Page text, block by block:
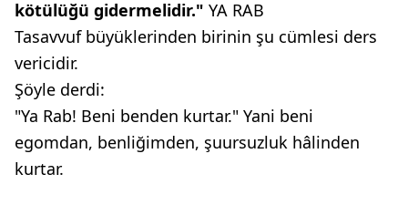
kötülüğü gidermelidir." YA RAB
Tasavvuf büyüklerinden birinin şu cümlesi ders
vericidir.
Şöyle derdi:
"Ya Rab! Beni benden kurtar." Yani beni
egomdan, benliğimden, şuursuzluk hâlinden
kurtar.